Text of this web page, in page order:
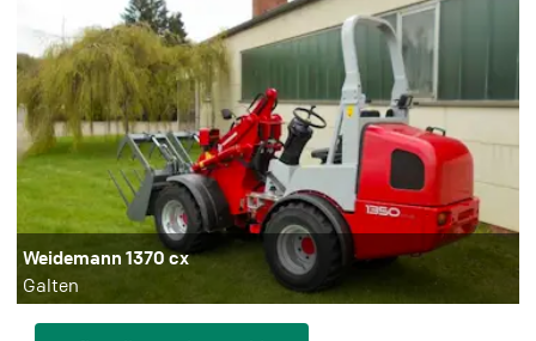
Weidemann 1370 cx
Galten